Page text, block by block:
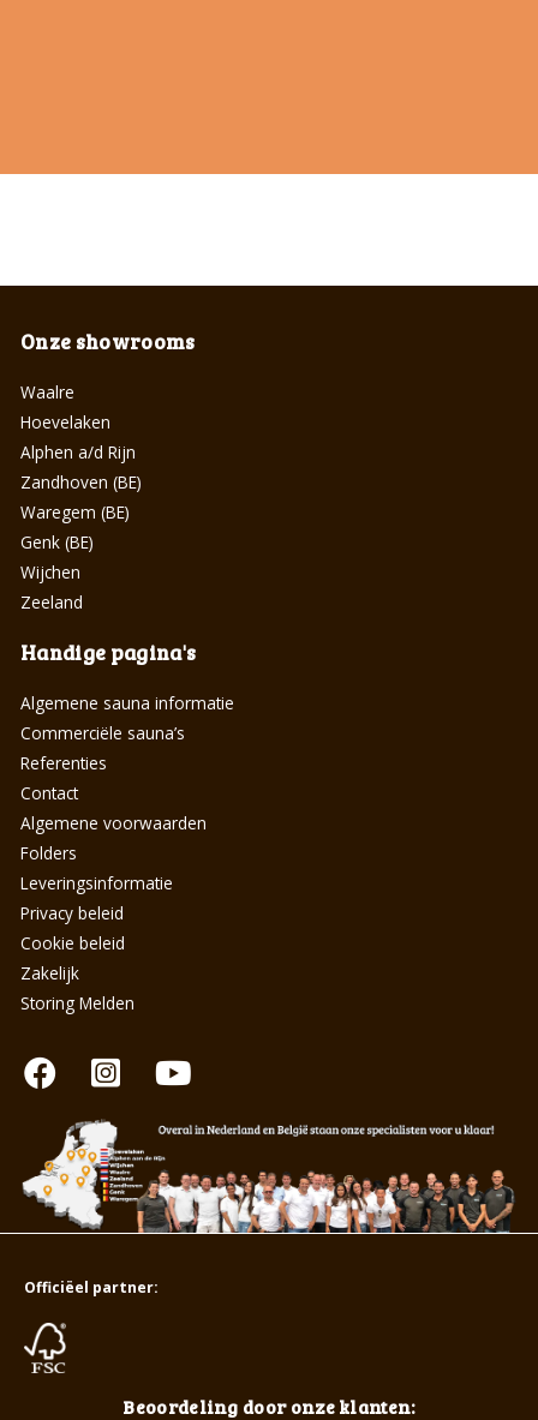
Onze showrooms
Waalre
Hoevelaken
Alphen a/d Rijn
Zandhoven (BE)
Waregem (BE)
Genk (BE)
Wijchen
Zeeland
Handige pagina's
Algemene sauna informatie
Commerciële sauna’s
Referenties
Contact
Algemene voorwaarden
Folders
Leveringsinformatie
Privacy beleid
Cookie beleid
Zakelijk
Storing Melden
Beoordeling door onze klanten:
Officiëel partner: